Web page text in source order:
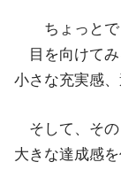
ちょっと
目を向けて
小さな充実感、
そして、そ
大きな達成感